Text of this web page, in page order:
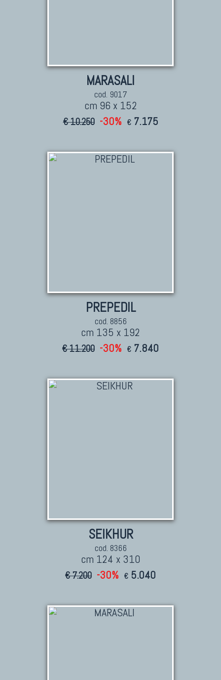
MARASALI
cod. 9017
cm 96 x 152
€ 10.250 -30% € 7.175
PREPEDIL
cod. 8856
cm 135 x 192
€ 11.200 -30% € 7.840
SEIKHUR
cod. 8366
cm 124 x 310
€ 7.200 -30% € 5.040